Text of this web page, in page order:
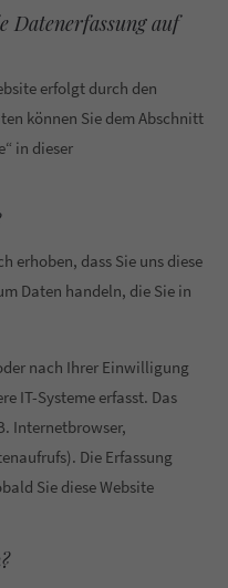
adipiscing elit.
massa. Cum
dis parturient montes,
Datenerfassung auf
erfolgt durch den
können Sie dem Abschnitt
in dieser
erhoben, dass Sie uns diese
Daten handeln, die Sie in
nach Ihrer Einwilligung
IT-Systeme erfasst. Das
Internetbrowser,
Die Erfassung
Sie diese Website